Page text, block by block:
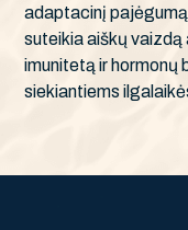
adaptacinį
suteikia aiškų
imunitetą ir hormonų
siekiantiems